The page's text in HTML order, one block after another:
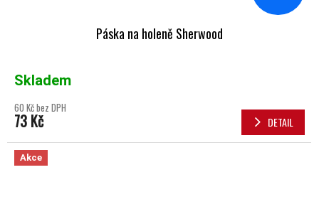
Páska na holeně Sherwood
Skladem
60 Kč bez DPH
73 Kč DETAIL
Akce